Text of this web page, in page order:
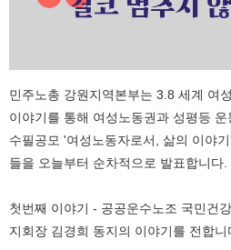
민주노총 강원지역본부는 3.8 세계 여
이야기를 통해 여성노동권과 성평등
수필공모 '여성노동자로서, 삶의 이야
들을 오늘부터 순차적으로 발표합니다.
첫번째 이야기 - 공공운수노조 국민건
지회장 김경희 동지의 이야기를 전합니